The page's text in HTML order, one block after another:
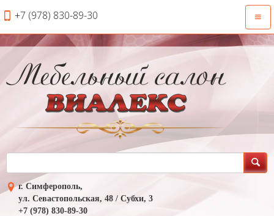
+7 (978) 830-89-30
г. Симферополь,
ул. Севастопольская, 48 / Субхи, 3
+7 (978) 830-89-30